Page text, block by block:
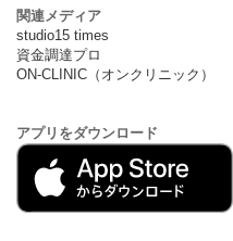
関連メディア
studio15 times
資金調達プロ
ON-CLINIC（オンクリニック）
アプリをダウンロード